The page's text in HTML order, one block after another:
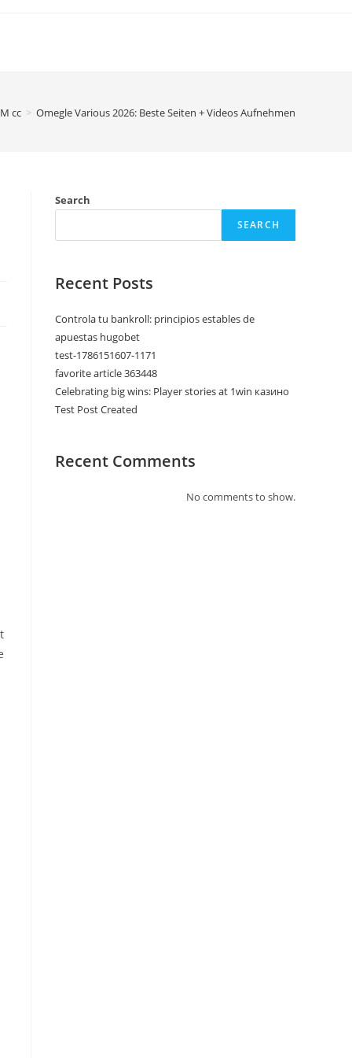
cc > Omegle Various 2026: Beste Seiten + Videos Aufnehmen
Search
SEARCH
Recent Posts
Controla tu bankroll: principios estables de
apuestas hugobet
test-1786151607-1171
favorite article 363448
Celebrating big wins: Player stories at 1win казино
Test Post Created
Recent Comments
No comments to show.